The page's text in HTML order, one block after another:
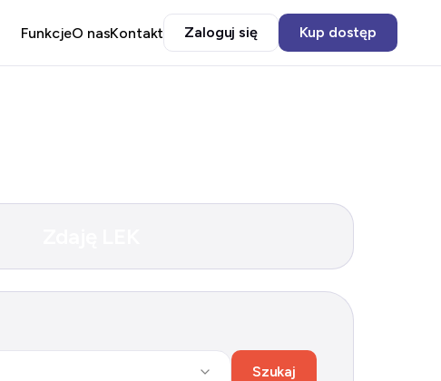
FunkcjeO nasKontakt Zaloguj się Kup dostęp
Szukaj